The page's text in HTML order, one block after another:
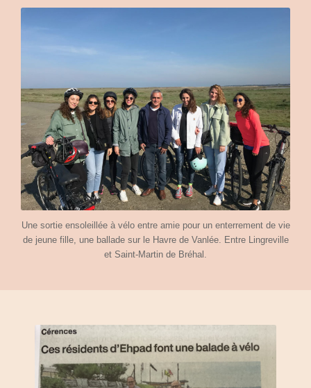
Une sortie ensoleillée à vélo entre amie pour un enterrement de vie
de jeune fille, une ballade sur le Havre de Vanlée. Entre Lingreville
et Saint-Martin de Bréhal.